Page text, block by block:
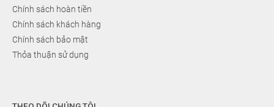
Chính sách hoàn tiền
Chính sách khách hàng
Chính sách bảo mật
Thỏa thuận sử dụng